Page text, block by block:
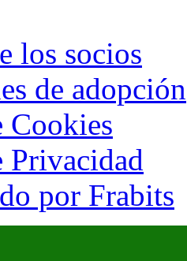
los socios
de adopción
Cookies
Privacidad
por Frabits